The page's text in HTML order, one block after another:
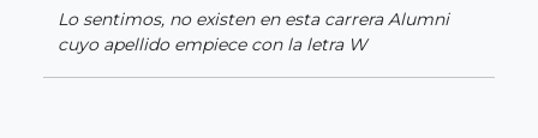
Lo sentimos, no existen en esta carrera Alumni
cuyo apellido empiece con la letra W